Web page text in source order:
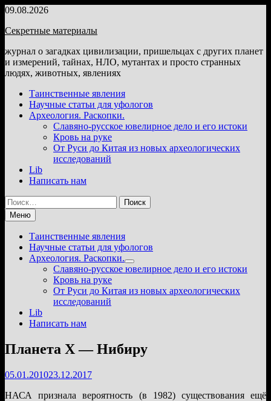
Перейти
содержимому
09.08.2026
Секретные материалы
журнал о загадках цивилизации, пришельцах с других планет
и измерений, тайнах, НЛО, мутантах и просто странных
людях, животных, явлениях
Таинственные явления
Научные статьи для уфологов
Археология. Раскопки.
Славяно-русское ювелирное дело и его истоки
Кровь на руке
От Руси до Китая из новых археологических
исследований
Lib
Написать нам
Найти:
Меню
Таинственные явления
Научные статьи для уфологов
Археология. Раскопки.
Показать
подменю
Славяно-русское ювелирное дело и его истоки
Кровь на руке
От Руси до Китая из новых археологических
исследований
Lib
Написать нам
Планета Х — Нибиру
05.01.201023.12.2017
НАСА признала вероятность (в 1982) существования ещё